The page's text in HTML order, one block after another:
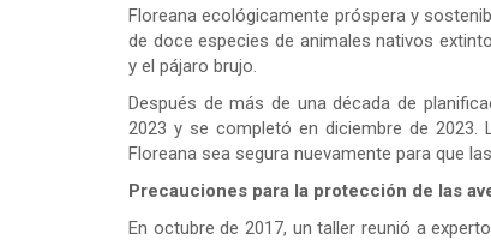
Floreana ecológicamente próspera y
de doce especies de animales nativos
y el pájaro brujo.
Después de más de una década de
2023 y se completó en diciembre de 2023.
Floreana sea segura nuevamente para que
Precauciones para la protección de las
En octubre de 2017, un taller reunió a